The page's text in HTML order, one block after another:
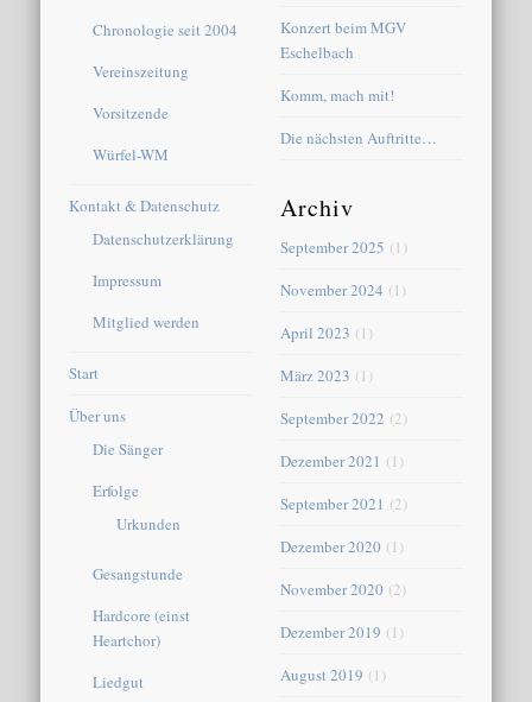
Chronologie seit 2004
Vereinszeitung
Vorsitzende
Würfel-WM
Kontakt & Datenschutz
Datenschutzerklärung
Impressum
Mitglied werden
Start
Über uns
Die Sänger
Erfolge
Urkunden
Gesangstunde
Hardcore (einst
Heartchor)
Liedgut
Konzert beim MGV
Eschelbach
Komm, mach mit!
Die nächsten Auftritte…
Archiv
September 2025 (1)
November 2024 (1)
April 2023 (1)
März 2023 (1)
September 2022 (2)
Dezember 2021 (1)
September 2021 (2)
Dezember 2020 (1)
November 2020 (2)
Dezember 2019 (1)
August 2019 (1)